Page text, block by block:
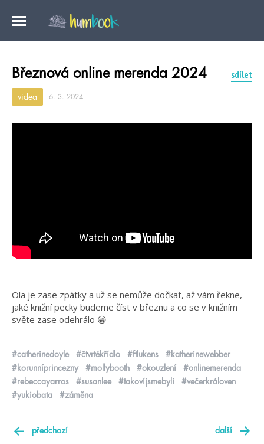
Březnová online merenda 2024 sdílet
videa 6. 3. 2024
Ola je zase zpátky a už se nemůže dočkat, až vám řekne,
jaké knižní pecky budeme číst v březnu a co se v knižním
světe zase odehrálo 😁
#catherinedoyle #čtvrtékřídlo #ftlukens
#katherinewebber
#korunníprincezny
#mollybooth #okouzlení
#onlinemerenda
#rebeccayarros
#susanlee #takovíjsmebyli
#večerkráloven
#yukiobata
#záměna
předchozí další